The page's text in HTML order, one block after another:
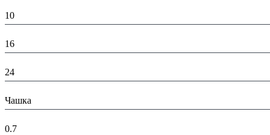
10
16
24
Чашка
0.7